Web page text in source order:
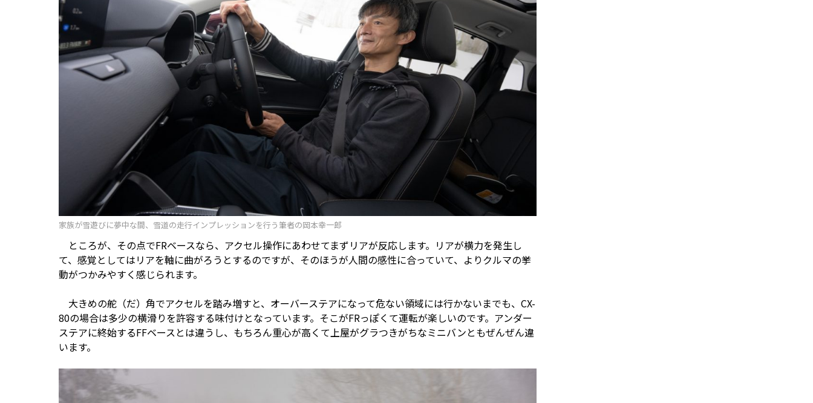
家族が雪遊びに夢中な間、雪道の走行インプレッションを行う筆者の岡本幸一郎
ところが、その点でFRベースなら、アクセル操作にあわせてまずリアが反応します。リアが横力を発生し
て、感覚としてはリアを軸に曲がろうとするのですが、そのほうが人間の感性に合っていて、よりクルマの挙
動がつかみやすく感じられます。
大きめの舵（だ）角でアクセルを踏み増すと、オーバーステアになって危ない領域には行かないまでも、CX-
80の場合は多少の横滑りを許容する味付けとなっています。そこがFRっぽくて運転が楽しいのです。アンダー
ステアに終始するFFベースとは違うし、もちろん重心が高くて上屋がグラつきがちなミニバンともぜんぜん違
います。